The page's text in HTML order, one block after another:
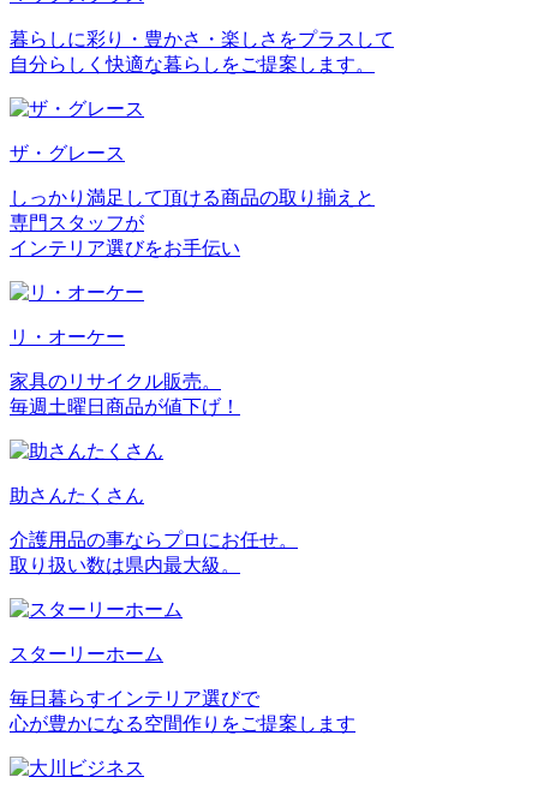
暮らしに彩り・豊かさ・楽しさをプラスして
自分らしく快適な暮らしをご提案します。
ザ・グレース
しっかり満足して頂ける商品の取り揃えと
専門スタッフが
インテリア選びをお手伝い
リ・オーケー
家具のリサイクル販売。
毎週土曜日商品が値下げ！
助さんたくさん
介護用品の事ならプロにお任せ。
取り扱い数は県内最大級。
スターリーホーム
毎日暮らすインテリア選びで
心が豊かになる空間作りをご提案します